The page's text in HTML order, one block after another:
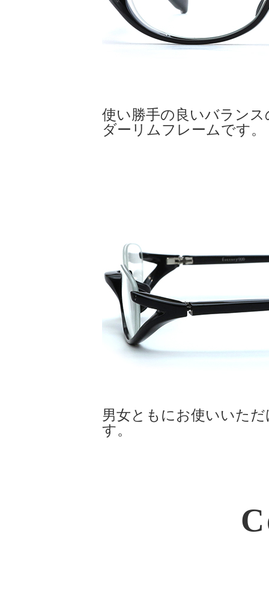
使い勝手の良いバラン
ダーリムフレームです。
男女ともにお使いいた
す。